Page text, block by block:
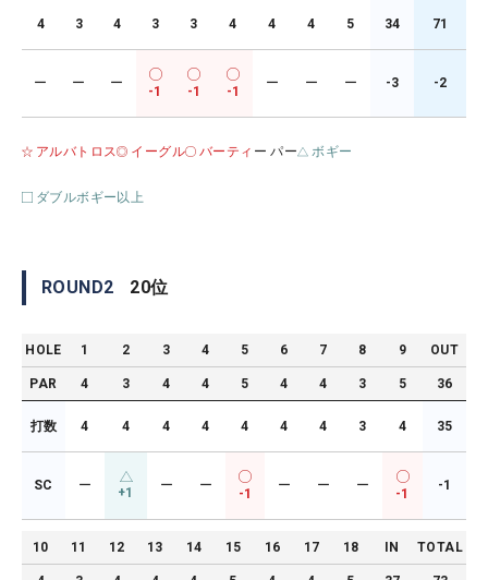
4 3 4 3 3 4 4 4 5 34 71
ー ー ー
-1 -1 -1
ー ー ー -3 -2
アルバトロス イーグル バーティ ー パー ボギー
ダブルボギー以上
ROUND2 20位
HOLE 1 2 3 4 5 6 7 8 9 OUT
PAR 4 3 4 4 5 4 4 3 5 36
打数 4 4 4 4 4 4 4 3 4 35
SC ー +1 ー ー
-1
ー ー ー
-1
-1
10 11 12 13 14 15 16 17 18 IN TOTAL